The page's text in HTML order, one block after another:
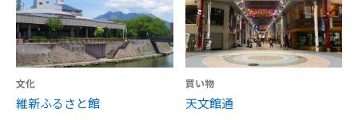
文化
維新ふるさと館
買い物
天文館通